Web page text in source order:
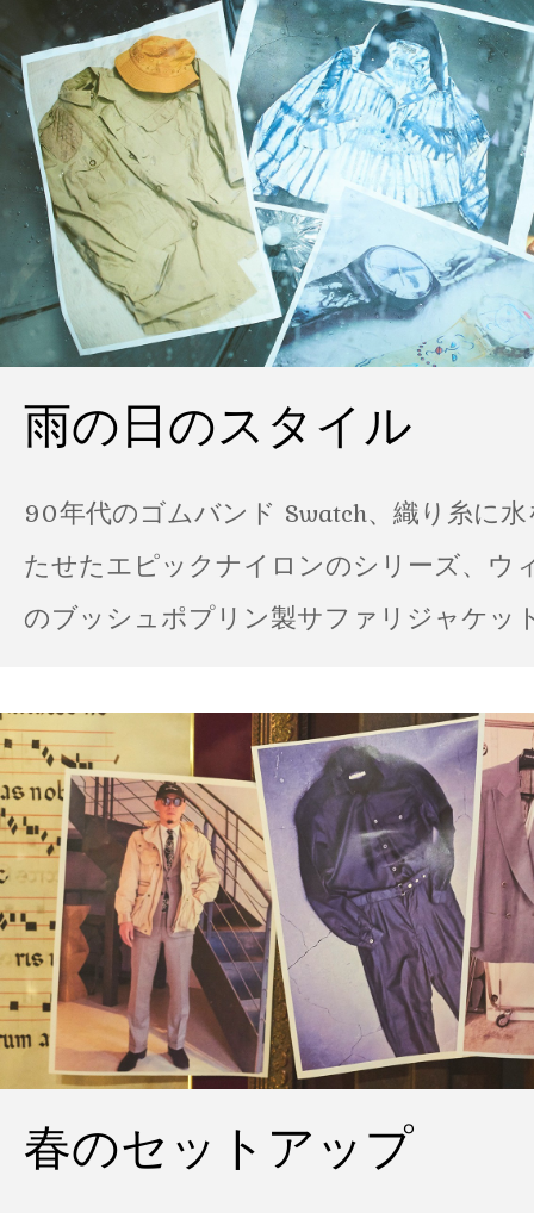
雨の日のスタイル
90年代のゴムバンド Swatch、織り糸に
たせたエピックナイロンのシリーズ、ウ
のブッシュポプリン製サファリジャケッ
春のセットアップ